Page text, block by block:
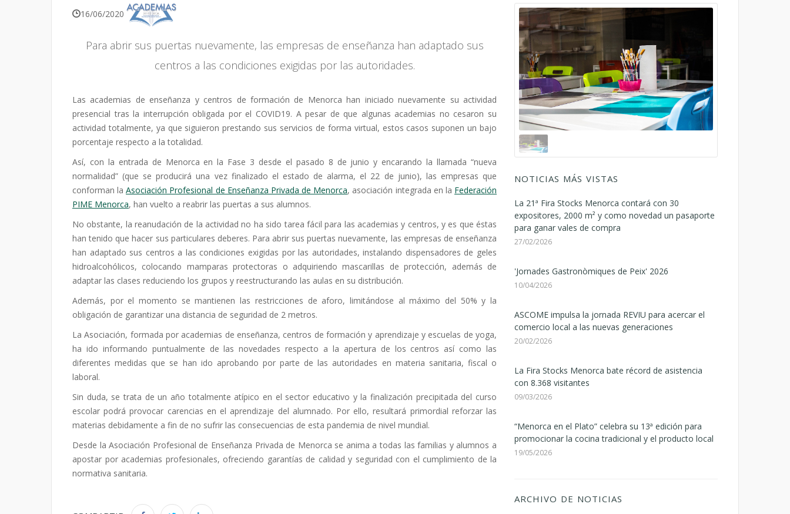
16/06/2020
Para abrir sus puertas nuevamente, las empresas de enseñanza han adaptado sus
centros a las condiciones exigidas por las autoridades.
Las academias de enseñanza y centros de formación de Menorca han iniciado nuevamente su actividad
presencial tras la interrupción obligada por el COVID19. A pesar de que algunas academias no cesaron su
actividad totalmente, ya que siguieron prestando sus servicios de forma virtual, estos casos suponen un bajo
porcentaje respecto a la totalidad.
Así, con la entrada de Menorca en la Fase 3 desde el pasado 8 de junio y encarando la llamada “nueva
normalidad” (que se producirá una vez finalizado el estado de alarma, el 22 de junio), las empresas que
conforman laAsociación Profesional de Enseñanza Privada de Menorca, asociación integrada en la Federación
PIME Menorca, han vuelto a reabrir las puertas a sus alumnos.
No obstante, la reanudación de la actividad no ha sido tarea fácil para las academias y centros, y es que éstas
han tenido que hacer sus particulares deberes. Para abrir sus puertas nuevamente, las empresas de enseñanza
han adaptado sus centros a las condiciones exigidas por las autoridades, instalando dispensadores de geles
hidroalcohólicos, colocando mamparas protectoras o adquiriendo mascarillas de protección, además de
adaptar las clases reduciendo los grupos y reestructurando las aulas en su distribución.
Además, por el momento se mantienen las restricciones de aforo, limitándose al máximo del 50% y la
obligación de garantizar una distancia de seguridad de 2 metros.
La Asociación, formada por academias de enseñanza, centros de formación y aprendizaje y escuelas de yoga,
ha ido informando puntualmente de las novedades respecto a la apertura de los centros así como las
diferentes medidas que se han ido aprobando por parte de las autoridades en materia sanitaria, fiscal o
laboral.
Sin duda, se trata de un año totalmente atípico en el sector educativo y la finalización precipitada del curso
escolar podrá provocar carencias en el aprendizaje del alumnado. Por ello, resultará primordial reforzar las
materias debidamente a fin de no sufrir las consecuencias de esta pandemia de nivel mundial.
Desde la Asociación Profesional de Enseñanza Privada de Menorca se anima a todas las familias y alumnos a
apostar por academias profesionales, ofreciendo garantías de calidad y seguridad con el cumplimiento de la
normativa sanitaria.
NOTICIAS MÁS VISTAS
La 21ª Fira Stocks Menorca contará con 30
expositores, 2000 m² y como novedad un pasaporte
para ganar vales de compra
27/02/2026
'Jornades Gastronòmiques de Peix' 2026
10/04/2026
ASCOME impulsa la jornada REVIU para acercar el
comercio local a las nuevas generaciones
20/02/2026
La Fira Stocks Menorca bate récord de asistencia
con 8.368 visitantes
09/03/2026
“Menorca en el Plato” celebra su 13ª edición para
promocionar la cocina tradicional y el producto local
19/05/2026
ARCHIVO DE NOTICIAS